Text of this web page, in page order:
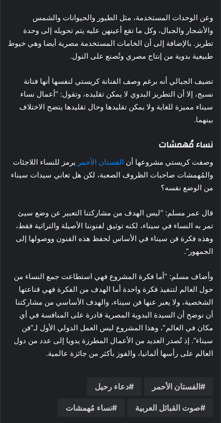
وعن الوحدات المستخدمة، مثل الطيور والحيوانات والشمس
والأشجار والجبال، وكل ما تقع أعينهن عليه يتم تحويله إلى وحدة
تطريز. بالإضافة إلى أن الخامات المستخدمة مصرية أيضا وهي خيوط
طبيعية بدوية من إنتاج مصري وتُصنع على النول.
تضيف الجبالي أنه برغم وصف الفنانة كريستي لنفسها أنها فنانة
نسيج، إلا أن التطريز البدوي لا يمكن تقليده، وتقول: “أعمال نساء
سيناء مميزة للغاية ولا يمكن تقليدها وحال تقليدها يتضح الاختلاف
بينهما.
نساء مُهمشات
وصفت كريستي مشروعها أن الفستان الأحمر يرمز للنساء اللاجئات
والمُهمشات صاحبات الظروف الصعبة، لكن هل تعاني سيدات سيناء
من الوضع نفسه؟
قال عمر مسلم: “ليس الهدف من مشاركتنا التعبير عن وضع سيئ
تمر به النساء في سيناء، لكنه توثيق لفنوننا الأصيلة والتراثية فقط،
وهذه فكرة فن سيناء في الأساس لحفظ هذه الفنون ووصولها إلى
الجمهور”.
وأضاف مسلم: “أما فكرة المشروع فهي استطاعت جمع النساء من
حول العالم لتنفيذ فكرة واحدة أما الهدف من الفكرة فهي قناعتها
الشخصية، ولا يعبر عنها فن سيناء، والهدف الأساسي من مشاركتنا
أن نوضح أن السيدة البدوية المصرية قادرة على المنافسة في أي
مكان في العالم”، وهذا المشروع ليس العمل الدولي الأول لـ”فن
سيناء”. إذ تُصدر العديد من الأعمال المطرزة يدويا إلى عدد من دول
العالم على رأسها ألمانيا، والفوز بأكثر من جائزة عالمية.
الفستان الأحمر دعاء رحيل
صوت القبائل العربية نساء مُهمشات